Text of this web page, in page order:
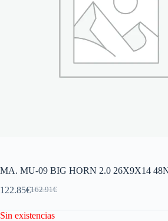
MA. MU-09 BIG HORN 2.0 26X9X14
162.91€
122.85€
Sin existencias